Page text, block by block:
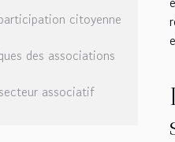
citoyenne
des associations
associatif